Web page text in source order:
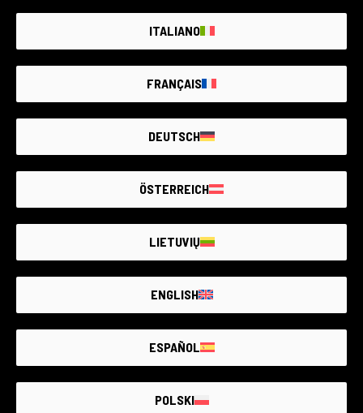
1.391 GARANTIERTE GEBRAUCHTARTIKEL
ITALIANO
FRANÇAIS
DEUTSCH
ÖSTERREICH
LIETUVIŲ
ENGLISH
ESPAÑOL
POLSKI